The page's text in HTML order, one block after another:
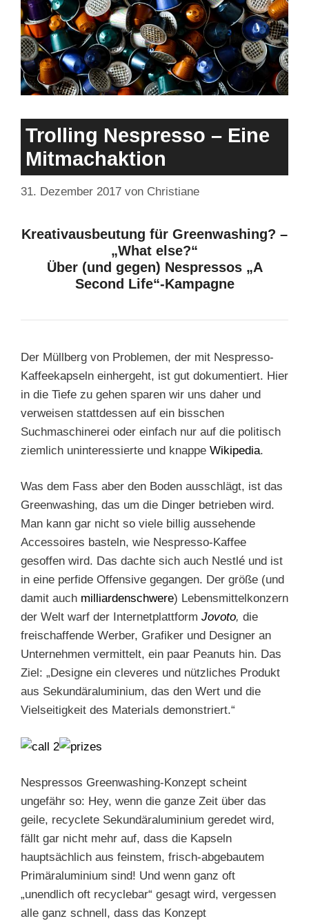
Trolling Nespresso – Eine
Mitmachaktion
31. Dezember 2017 von Christiane
Kreativausbeutung für Greenwashing? –
„What else?“
Über (und gegen) Nespressos „A
Second Life“-Kampagne
Der Müllberg von Problemen, der mit Nespresso-
Kaffeekapseln einhergeht, ist gut dokumentiert. Hier
in die Tiefe zu gehen sparen wir uns daher und
verweisen stattdessen auf ein bisschen
Suchmaschinerei oder einfach nur auf die politisch
ziemlich uninteressierte und knappe Wikipedia.
Was dem Fass aber den Boden ausschlägt, ist das
Greenwashing, das um die Dinger betrieben wird.
Man kann gar nicht so viele billig aussehende
Accessoires basteln, wie Nespresso-Kaffee
gesoffen wird. Das dachte sich auch Nestlé und ist
in eine perfide Offensive gegangen. Der größe (und
damit auch milliardenschwere) Lebensmittelkonzern
der Welt warf der Internetplattform Jovoto, die
freischaffende Werber, Grafiker und Designer an
Unternehmen vermittelt, ein paar Peanuts hin. Das
Ziel: „Designe ein cleveres und nützliches Produkt
aus Sekundäraluminium, das den Wert und die
Vielseitigkeit des Materials demonstriert.“
Nespressos Greenwashing-Konzept scheint
ungefähr so: Hey, wenn die ganze Zeit über das
geile, recyclete Sekundäraluminium geredet wird,
fällt gar nicht mehr auf, dass die Kapseln
hauptsächlich aus feinstem, frisch-abgebautem
Primäraluminium sind! Und wenn ganz oft
„unendlich oft recyclebar“ gesagt wird, vergessen
alle ganz schnell, dass das Konzept